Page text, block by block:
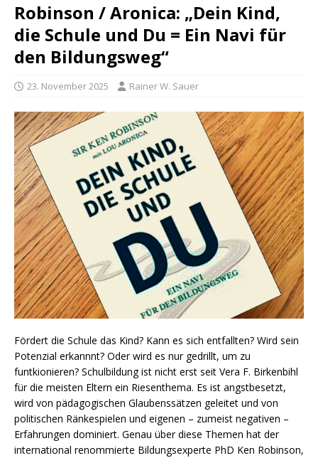
Robinson / Aronica: „Dein Kind,
die Schule und Du = Ein Navi für
den Bildungsweg“
23. November 2025 Rainer W. Sauer
Fördert die Schule das Kind? Kann es sich entfallten? Wird sein
Potenzial erkannnt? Oder wird es nur gedrillt, um zu
funtkionieren? Schulbildung ist nicht erst seit Vera F. Birkenbihl
für die meisten Eltern ein Riesenthema. Es ist angstbesetzt,
wird von pädagogischen Glaubenssätzen geleitet und von
politischen Ränkespielen und eigenen – zumeist negativen –
Erfahrungen dominiert. Genau über diese Themen hat der
international renommierte Bildungsexperte PhD Ken Robinson,